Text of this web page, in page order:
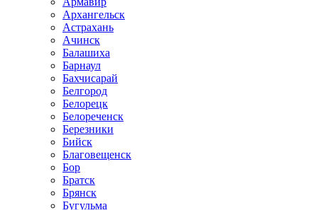
Архангельск
Астрахань
Ачинск
Балашиха
Барнаул
Бахчисарай
Белгород
Белорецк
Белореченск
Березники
Бийск
Благовещенск
Бор
Братск
Брянск
Бугульма